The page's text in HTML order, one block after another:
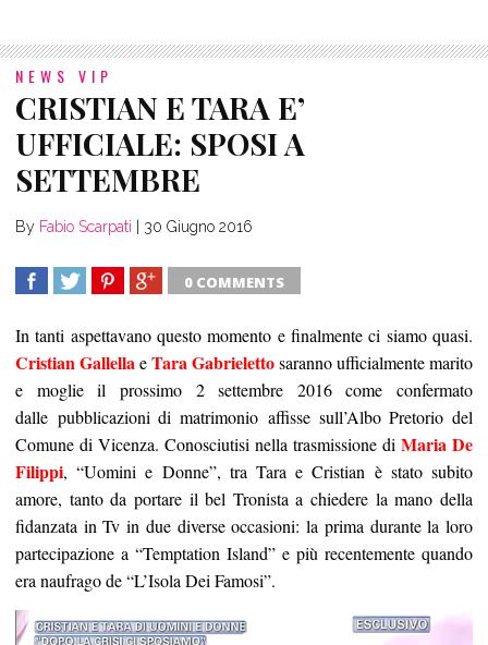
NEWS VIP
CRISTIAN E TARA E’
UFFICIALE: SPOSI A
SETTEMBRE
By Fabio Scarpati 30 Giugno 2016
0 COMMENTS
In tanti aspettavano questo momento e finalmente ci siamo quasi.
Cristian GallellaeTara Gabrielettosaranno ufficialmente marito
e moglie il prossimo 2 settembre 2016 come confermato
dalle pubblicazioni di matrimonio affisse sull’Albo Pretorio del
Comune di Vicenza. Conosciutisi nella trasmissione di Maria De
Filippi, “Uomini e Donne”, tra Tara e Cristian è stato subito
amore, tanto da portare il bel Tronista a chiedere la mano della
fidanzata in Tv in due diverse occasioni: la prima durante la loro
partecipazione a “Temptation Island” e più recentemente quando
era naufrago de “L’Isola Dei Famosi”.